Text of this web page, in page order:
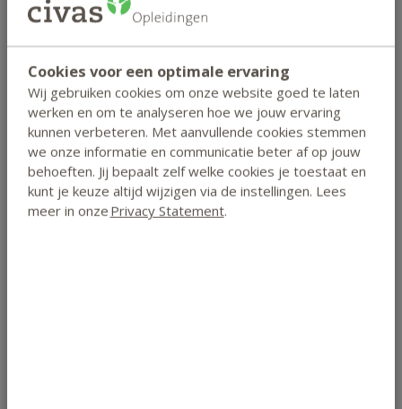
Cookies voor een optimale ervaring
Wij gebruiken cookies om onze website goed te laten
werken en om te analyseren hoe we jouw ervaring
kunnen verbeteren. Met aanvullende cookies stemmen
we onze informatie en communicatie beter af op jouw
behoeften. Jij bepaalt zelf welke cookies je toestaat en
kunt je keuze altijd wijzigen via de instellingen. Lees
meer in onze Privacy Statement.
gedurende de eerste levensjaren.
kunt verhogen.
Je weet welke elementen een goede maaltijd voor
kinderen vanaf 1 jaar bevat.
Je weet bij welke veel voorkomende lichte aandoeningen
voeding symptomen en klachten helpt verminderen.
Je kunt een stappenplan opstellen voor kinderen (en
volwassenen) om stapsgewijs anders te gaan eten.